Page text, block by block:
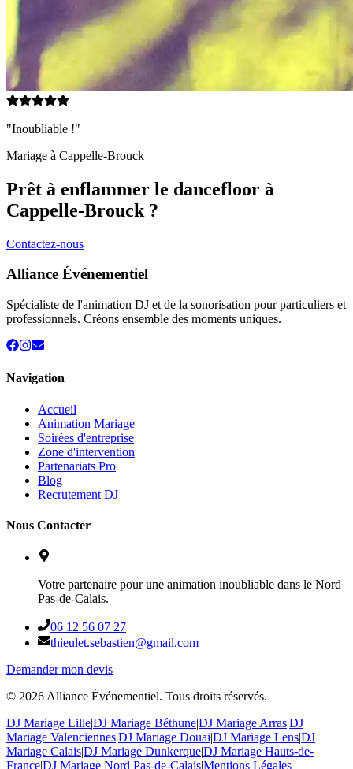
"Inoubliable !"
Mariage à Cappelle-Brouck
Prêt à enflammer le dancefloor à
Cappelle-Brouck ?
Contactez-nous
Alliance Événementiel
Spécialiste de l'animation DJ et de la sonorisation pour particuliers et
professionnels. Créons ensemble des moments uniques.
Navigation
Accueil
Animation Mariage
Soirées d'entreprise
Zone d'intervention
Partenariats Pro
Blog
Recrutement DJ
Nous Contacter
Votre partenaire pour une animation inoubliable dans le Nord
Pas-de-Calais.
06 12 56 07 27
thieulet.sebastien@gmail.com
Demander mon devis
© 2026 Alliance Événementiel. Tous droits réservés.
DJ Mariage Lille|DJ Mariage Béthune|DJ Mariage Arras|DJ
Mariage Valenciennes|DJ Mariage Douai|DJ Mariage Lens|DJ
Mariage Calais|DJ Mariage Dunkerque|DJ Mariage Hauts-de-
France|DJ Mariage Nord Pas-de-Calais|Mentions Légales